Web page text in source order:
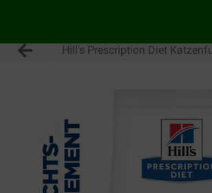
Hill's Prescription Diet